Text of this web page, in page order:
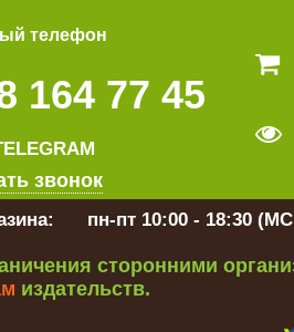
телефон
164 77 45
звонок
пн-пт 10:00 - 18:30
сторонними
издательств.